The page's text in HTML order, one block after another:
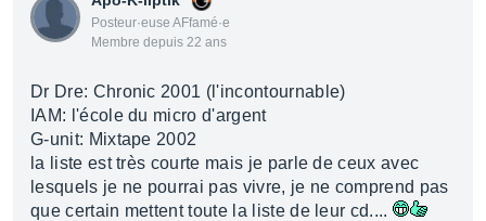
Posteur·euse AFfamé·e
Membre depuis 22 ans
Dr Dre: Chronic 2001 (l'incontournable)
IAM: l'école du micro d'argent
G-unit: Mixtape 2002
la liste est très courte mais je parle de ceux avec
lesquels je ne pourrai pas vivre, je ne comprend pas
que certain mettent toute la liste de leur cd....